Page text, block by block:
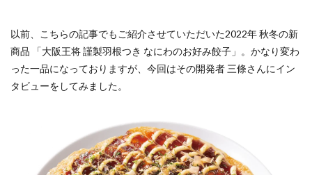
以前、こちらの記事でもご紹介させていただいた2022年 秋冬の新
商品 「大阪王将 謹製羽根つき なにわのお好み餃子」。かなり変わ
った一品になっておりますが、今回はその開発者 三條さんにイン
タビューをしてみました。